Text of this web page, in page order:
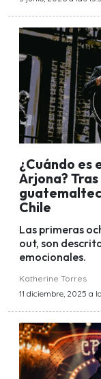
¿Cuándo es
Arjona?
Chile
Las primeras
out, son
emocionales.
Katherine Torres
11 diciembre, 2025 a